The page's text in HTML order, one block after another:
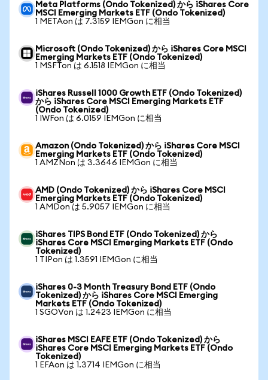
Meta Platforms (Ondo Tokenized) から iShares Core
MSCI Emerging Markets ETF (Ondo Tokenized)
1 METAon は 7.3159 IEMGon に相当
Microsoft (Ondo Tokenized) から iShares Core MSCI
Emerging Markets ETF (Ondo Tokenized)
1 MSFTon は 6.1518 IEMGon に相当
iShares Russell 1000 Growth ETF (Ondo Tokenized)
から iShares Core MSCI Emerging Markets ETF
(Ondo Tokenized)
1 IWFon は 6.0159 IEMGon に相当
Amazon (Ondo Tokenized) から iShares Core MSCI
Emerging Markets ETF (Ondo Tokenized)
1 AMZNon は 3.3646 IEMGon に相当
AMD (Ondo Tokenized) から iShares Core MSCI
Emerging Markets ETF (Ondo Tokenized)
1 AMDon は 5.9057 IEMGon に相当
iShares TIPS Bond ETF (Ondo Tokenized) から
iShares Core MSCI Emerging Markets ETF (Ondo
Tokenized)
1 TIPon は 1.3591 IEMGon に相当
iShares 0-3 Month Treasury Bond ETF (Ondo
Tokenized) から iShares Core MSCI Emerging
Markets ETF (Ondo Tokenized)
1 SGOVon は 1.2423 IEMGon に相当
iShares MSCI EAFE ETF (Ondo Tokenized) から
iShares Core MSCI Emerging Markets ETF (Ondo
Tokenized)
1 EFAon は 1.3714 IEMGon に相当